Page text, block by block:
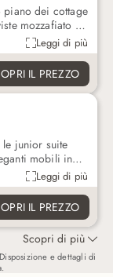
piano dei cottage
mozzafiato sul
una scala che
alla piscina
Leggi di più
IL PREZZO
le junior suite
mobili in
molto
al primo piano
si trovano in
con un facile
grande doccia
la terrazza sono
la
Leggi di più
IL PREZZO
Scopri di più
e dettagli di